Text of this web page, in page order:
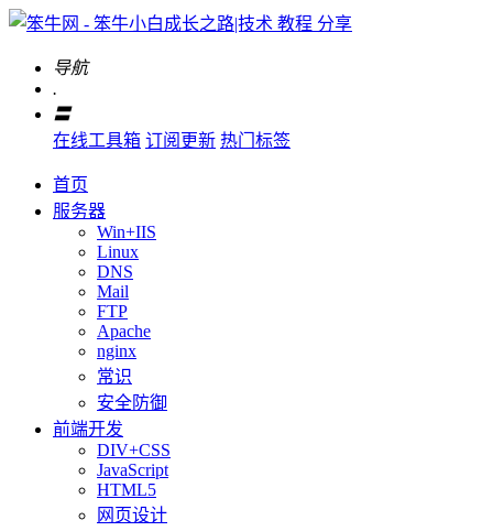
导航
.
〓
在线工具箱 订阅更新 热门标签
首页
服务器
Win+IIS
Linux
DNS
Mail
FTP
Apache
nginx
常识
安全防御
前端开发
DIV+CSS
JavaScript
HTML5
网页设计